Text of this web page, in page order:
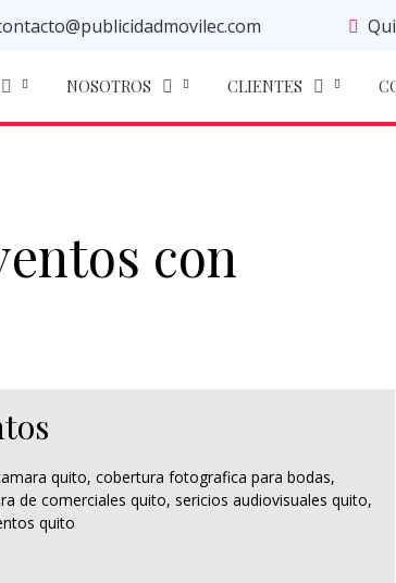
NOSOTROS CLIENTES
con
quito, cobertura fotografica para bodas,
de comerciales quito, sericios audiovisuales quito,
quito